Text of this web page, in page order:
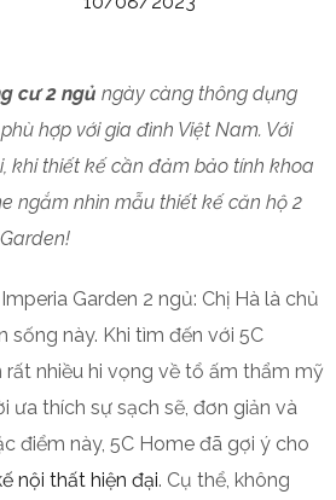
cư 2 ngủ ngày càng thông dụng
hợp với gia đình Việt Nam. Với
khi thiết kế cần đảm bảo tính khoa
ngắm nhìn mẫu thiết kế căn hộ 2
Garden 2 ngủ: Chị Hà là chủ
sống này. Khi tìm đến với 5C
rất nhiều hi vọng về tổ ấm thẩm mỹ
ưa thích sự sạch sẽ, đơn giản và
điểm này, 5C Home đã gợi ý cho
nội thất hiện đại. Cụ thể, không